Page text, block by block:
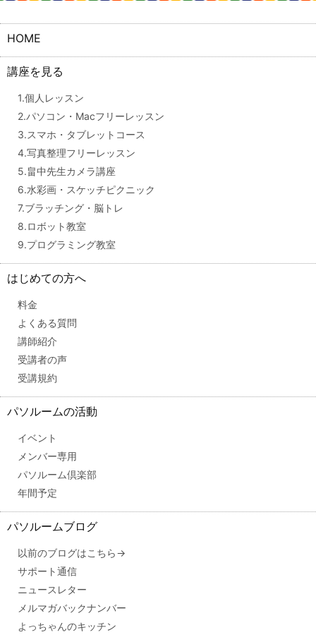
HOME
講座を見る
1.個人レッスン
2.パソコン・Macフリーレッスン
3.スマホ・タブレットコース
4.写真整理フリーレッスン
5.畠中先生カメラ講座
6.水彩画・スケッチピクニック
7.ブラッチング・脳トレ
8.ロボット教室
9.プログラミング教室
はじめての方へ
料金
よくある質問
講師紹介
受講者の声
受講規約
パソルームの活動
イベント
メンバー専用
パソルーム倶楽部
年間予定
パソルームブログ
以前のブログはこちら→
サポート通信
ニュースレター
メルマガバックナンバー
よっちゃんのキッチン